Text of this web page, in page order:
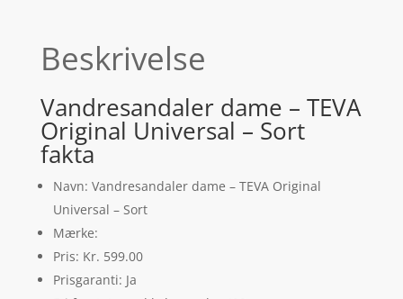
Beskrivelse
Vandresandaler dame – TEVA
Original Universal – Sort
fakta
Navn: Vandresandaler dame – TEVA Original
Universal – Sort
Mærke:
Pris: Kr. 599.00
Prisgaranti: Ja